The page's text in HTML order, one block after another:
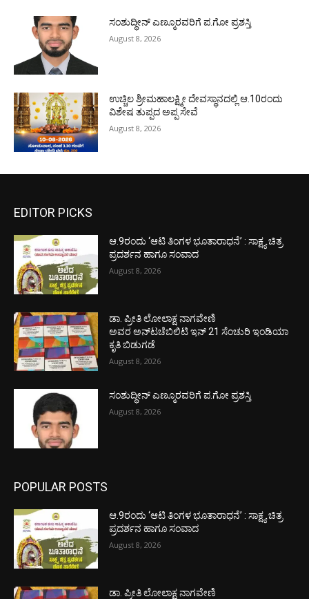
ಸಂಶುದ್ಧೀನ್ ಎಣ್ಮೂರವರಿಗೆ ಪ.ಗೋ ಪ್ರಶಸ್ತಿ
August 8, 2026
ಉಚ್ಚಿಲ ಶ್ರೀಮಹಾಲಕ್ಷ್ಮೀ ದೇವಸ್ಥಾನದಲ್ಲಿ ಆ.10ರಂದು
ವಿಶೇಷ ತುಪ್ಪದ ಅಪ್ಪ ಸೇವೆ
August 8, 2026
EDITOR PICKS
ಆ.9ರಂದು ‘ಆಟಿ ತಿಂಗಳ ಭೂತಾರಾಧನೆ’ : ಸಾಕ್ಷ್ಯ ಚಿತ್ರ
ಪ್ರದರ್ಶನ ಹಾಗೂ ಸಂವಾದ
August 8, 2026
ಡಾ. ಪ್ರೀತಿ ಲೋಲಾಕ್ಷ ನಾಗವೇಣಿ
ಅವರ ಅನ್‌ಟಚೆಬಿಲಿಟಿ ಇನ್ 21 ಸೆಂಚುರಿ ಇಂಡಿಯಾ
ಕೃತಿ ಬಿಡುಗಡೆ
August 8, 2026
ಸಂಶುದ್ಧೀನ್ ಎಣ್ಮೂರವರಿಗೆ ಪ.ಗೋ ಪ್ರಶಸ್ತಿ
August 8, 2026
POPULAR POSTS
ಆ.9ರಂದು ‘ಆಟಿ ತಿಂಗಳ ಭೂತಾರಾಧನೆ’ : ಸಾಕ್ಷ್ಯ ಚಿತ್ರ
ಪ್ರದರ್ಶನ ಹಾಗೂ ಸಂವಾದ
August 8, 2026
ಡಾ. ಪ್ರೀತಿ ಲೋಲಾಕ್ಷ ನಾಗವೇಣಿ